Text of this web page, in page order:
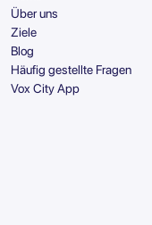
Über uns
Ziele
Blog
Häufig gestellte Fragen
Vox City App